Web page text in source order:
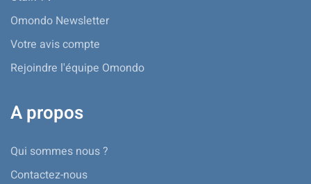
Omondo Newsletter
Votre avis compte
Rejoindre l'équipe Omondo
A propos
Qui sommes nous ?
Contactez-nous